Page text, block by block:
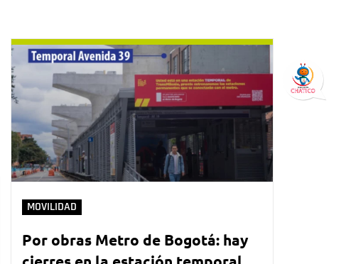
MOVILIDAD
Por obras Metro de Bogotá: hay